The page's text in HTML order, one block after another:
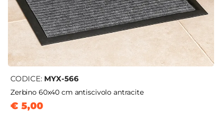
CODICE: MYX-566
Zerbino 60x40 cm antiscivolo antracite
€ 5,00